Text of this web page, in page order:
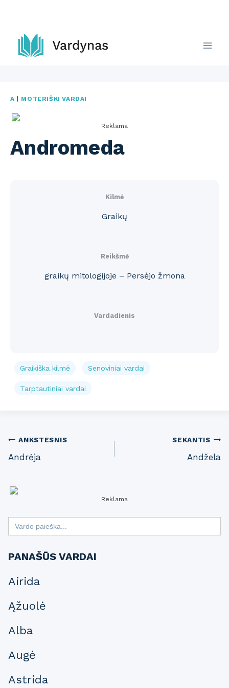
content
A | MOTERIŠKI VARDAI
Reklama
Andromeda
Kilmė
Graikų
Reikšmė
graikų mitologijoje – Persėjo žmona
Vardadienis
Graikiška kilmė Senoviniai vardai
Tarptautiniai vardai
Post
navigation
ANKSTESNIS
Andrėja
SEKANTIS
Andžela
Reklama
Search
for:
PANAŠŪS VARDAI
Airida
Ąžuolė
Alba
Augė
Astrida